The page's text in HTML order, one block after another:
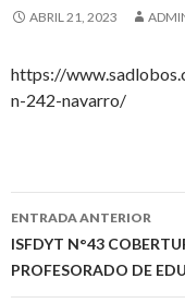
ABRIL 21, 2023
https://
n-242-navarro/
Navegación
de
entradas
ENTRADA ANTERIOR
ISFDYT N°43
PROFESORADO DE